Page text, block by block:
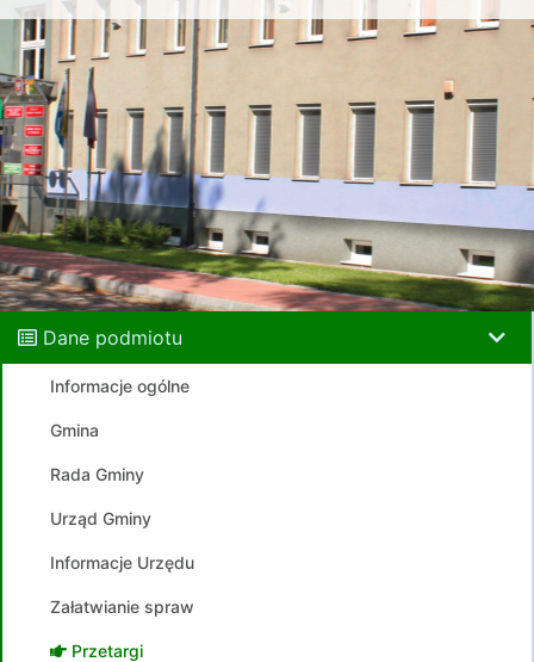
Dane podmiotu
Informacje ogólne
Gmina
Rada Gminy
Urząd Gminy
Informacje Urzędu
Załatwianie spraw
Przetargi